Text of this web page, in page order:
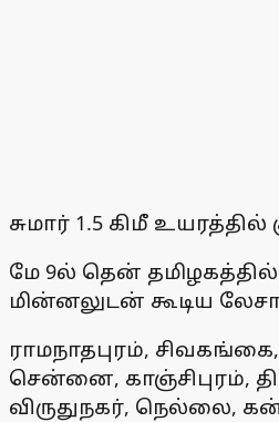
சுமார் 1.5 கிமீ
மே 9ல் தென் தமிழகத்தில்
மின்னலுடன் கூடிய
ராமநாதபுரம்,
சென்னை, காஞ்சிபுரம்,
விருதுநகர், நெல்லை,